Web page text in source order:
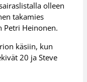
olleen
takamies
Petri Heinonen.
käsiin, kun
20 ja Steve